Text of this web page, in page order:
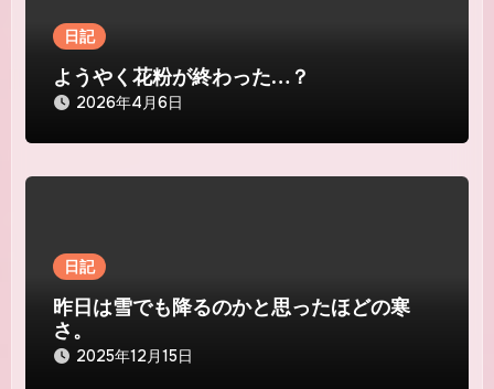
ン日記
ようやく花粉が終わった…？
2026年4月6日
日記
昨日は雪でも降るのかと思ったほどの寒
さ。
2025年12月15日